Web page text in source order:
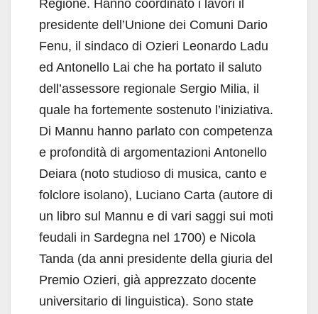
Regione. Hanno coordinato i lavori il
presidente dell’Unione dei Comuni Dario
Fenu, il sindaco di Ozieri Leonardo Ladu
ed Antonello Lai che ha portato il saluto
dell’assessore regionale Sergio Milia, il
quale ha fortemente sostenuto l’iniziativa.
Di Mannu hanno parlato con competenza
e profondità di argomentazioni Antonello
Deiara (noto studioso di musica, canto e
folclore isolano), Luciano Carta (autore di
un libro sul Mannu e di vari saggi sui moti
feudali in Sardegna nel 1700) e Nicola
Tanda (da anni presidente della giuria del
Premio Ozieri, già apprezzato docente
universitario di linguistica). Sono state